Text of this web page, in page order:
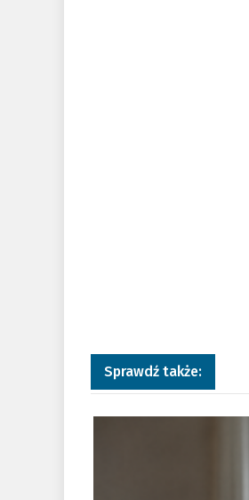
Sprawdź także:
a